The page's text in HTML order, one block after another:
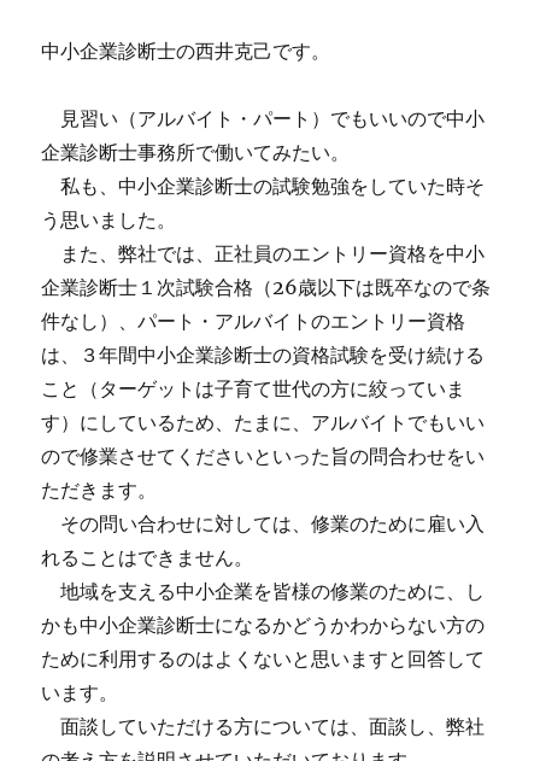
中小企業診断士の西井克己です。
見習い（アルバイト・パート）でもいいので中小
企業診断士事務所で働いてみたい。
私も、中小企業診断士の試験勉強をしていた時そ
う思いました。
また、弊社では、正社員のエントリー資格を中小
企業診断士１次試験合格（26歳以下は既卒なので条
件なし）、パート・アルバイトのエントリー資格
は、３年間中小企業診断士の資格試験を受け続ける
こと（ターゲットは子育て世代の方に絞っていま
す）にしているため、たまに、アルバイトでもいい
ので修業させてくださいといった旨の問合わせをい
ただきます。
その問い合わせに対しては、修業のために雇い入
れることはできません。
地域を支える中小企業を皆様の修業のために、し
かも中小企業診断士になるかどうかわからない方の
ために利用するのはよくないと思いますと回答して
います。
面談していただける方については、面談し、弊社